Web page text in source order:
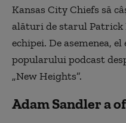
Kansas City Chiefs să
alături de starul Patrick
echipei. De asemenea,
popularului podcast
„New Heights”.
Adam Sandler a